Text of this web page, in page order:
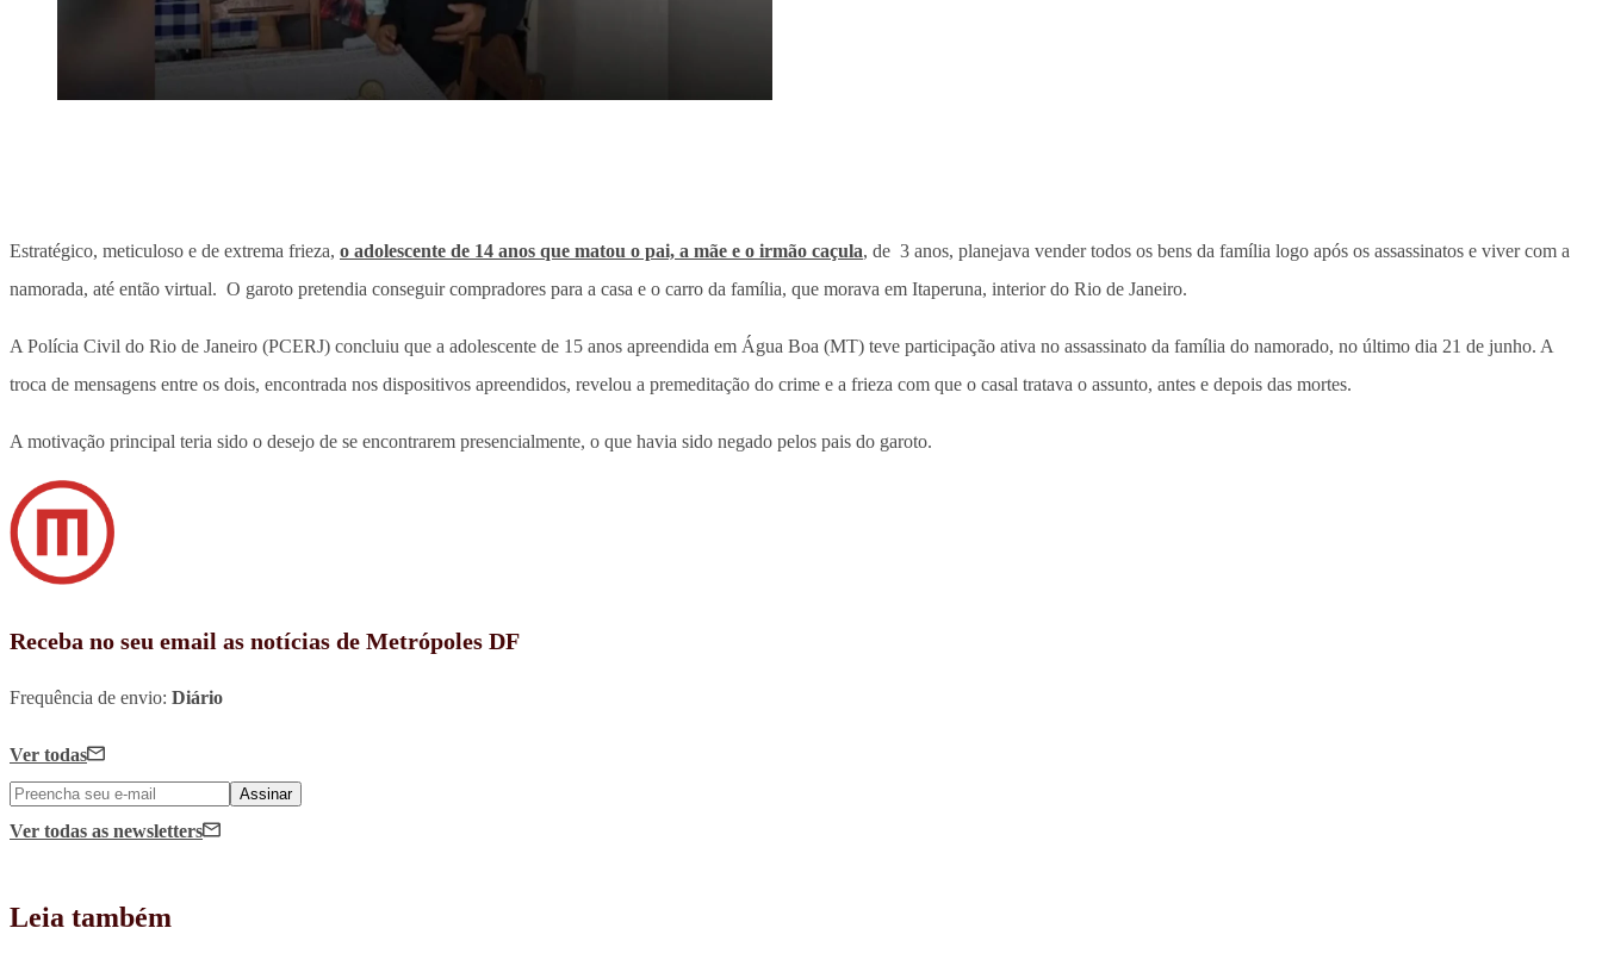
Estratégico, meticuloso e de extrema frieza, o adolescente de 14 anos que matou o pai, a mãe e o irmão caçula, de 3 anos, planejava vender todos os bens da família logo após os assassinatos e viver com a
namorada, até então virtual. O garoto pretendia conseguir compradores para a casa e o carro da família, que morava em Itaperuna, interior do Rio de Janeiro.
A Polícia Civil do Rio de Janeiro (PCERJ) concluiu que a adolescente de 15 anos apreendida em Água Boa (MT) teve participação ativa no assassinato da família do namorado, no último dia 21 de junho. A
troca de mensagens entre os dois, encontrada nos dispositivos apreendidos, revelou a premeditação do crime e a frieza com que o casal tratava o assunto, antes e depois das mortes.
A motivação principal teria sido o desejo de se encontrarem presencialmente, o que havia sido negado pelos pais do garoto.
Receba no seu email as notícias de Metrópoles DF
Frequência de envio: Diário
Ver todas
Assinar
Ver todas as newsletters
Leia também